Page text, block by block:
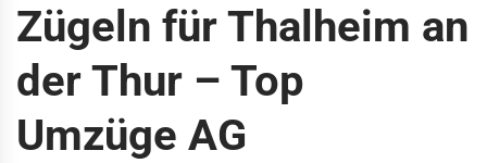
Zügeln für Thalheim an
der Thur – Top
Umzüge AG